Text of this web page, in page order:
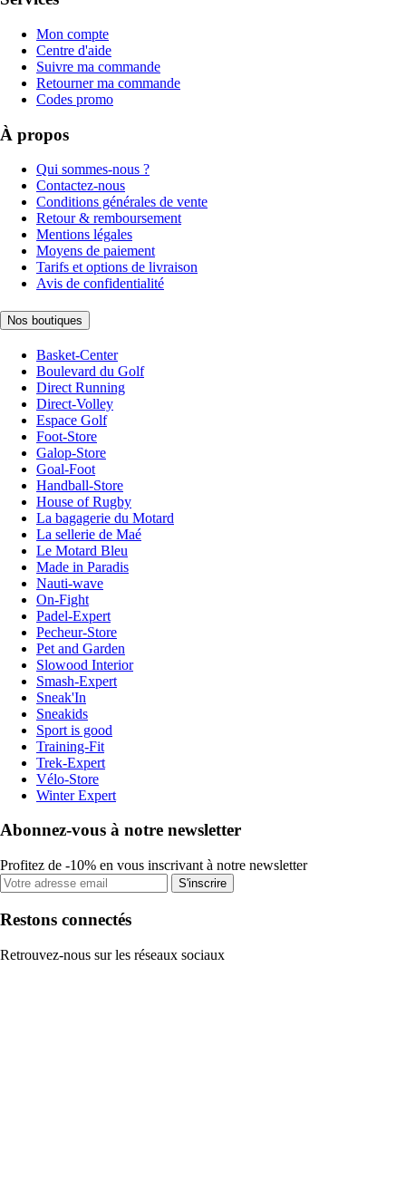
Mon compte
Centre d'aide
Suivre ma commande
Retourner ma commande
Codes promo
À propos
Qui sommes-nous ?
Contactez-nous
Conditions générales de vente
Retour & remboursement
Mentions légales
Moyens de paiement
Tarifs et options de livraison
Avis de confidentialité
Nos boutiques
Basket-Center
Boulevard du Golf
Direct Running
Direct-Volley
Espace Golf
Foot-Store
Galop-Store
Goal-Foot
Handball-Store
House of Rugby
La bagagerie du Motard
La sellerie de Maé
Le Motard Bleu
Made in Paradis
Nauti-wave
On-Fight
Padel-Expert
Pecheur-Store
Pet and Garden
Slowood Interior
Smash-Expert
Sneak'In
Sneakids
Sport is good
Training-Fit
Trek-Expert
Vélo-Store
Winter Expert
Abonnez-vous à notre newsletter
Profitez de -10% en vous inscrivant à notre newsletter
S'inscrire
Restons connectés
Retrouvez-nous sur les réseaux sociaux